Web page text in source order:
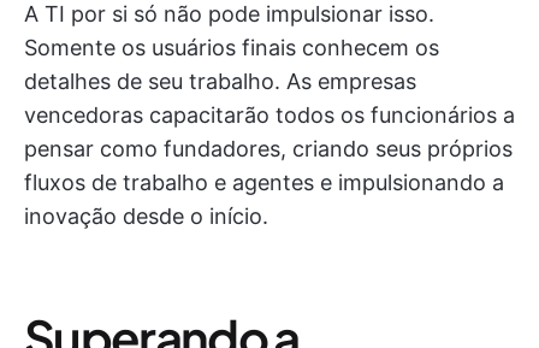
A TI por si só não pode impulsionar isso.
Somente os usuários finais conhecem os
detalhes de seu trabalho. As empresas
vencedoras capacitarão todos os funcionários a
pensar como fundadores, criando seus próprios
fluxos de trabalho e agentes e impulsionando a
inovação desde o início.